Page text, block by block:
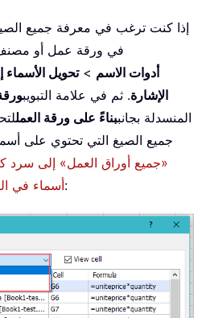
إذا كنت ترغب في معرفة جميع
في ورقة عمل أو مصنف،
أدوات الاسم >تحويل الأسماء
الإشارة. ثم في علامة التبويب
المنسدلة بجانببناءً على ورقة العمل
جميع الصيغ التي تحتوي على
«جميع أوراق العمل» إلى سرد
أسماء فيراجع لقطة الشاشة: